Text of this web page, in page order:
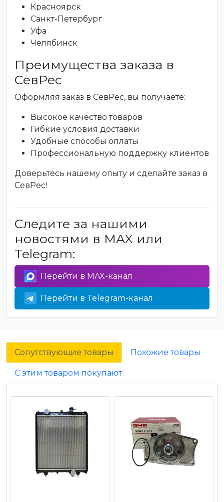
Красноярск
Санкт-Петербург
Уфа
Челябинск
Преимущества заказа в
СевРес
Оформляя заказ в СевРес, вы получаете:
Высокое качество товаров
Гибкие условия доставки
Удобные способы оплаты
Профессиональную поддержку клиентов
Доверьтесь нашему опыту и сделайте заказ в
СевРес!
Следите за нашими
новостями в MAX или
Telegram:
Перейти в MAX-канал
Перейти в Telegram-канал
Сопутствующие товары Похожие товары
С этим товаром покупают